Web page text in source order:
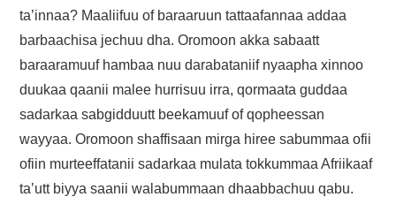
ta’innaa? Maaliifuu of baraaruun tattaafannaa addaa
barbaachisa jechuu dha. Oromoon akka sabaatt
baraaramuuf hambaa nuu darabataniif nyaapha xinnoo
duukaa qaanii malee hurrisuu irra, qormaata guddaa
sadarkaa sabgidduutt beekamuuf of qopheessan
wayyaa. Oromoon shaffisaan mirga hiree sabummaa ofii
ofiin murteeffatanii sadarkaa mulata tokkummaa Afriikaaf
ta’utt biyya saanii walabummaan dhaabbachuu qabu.